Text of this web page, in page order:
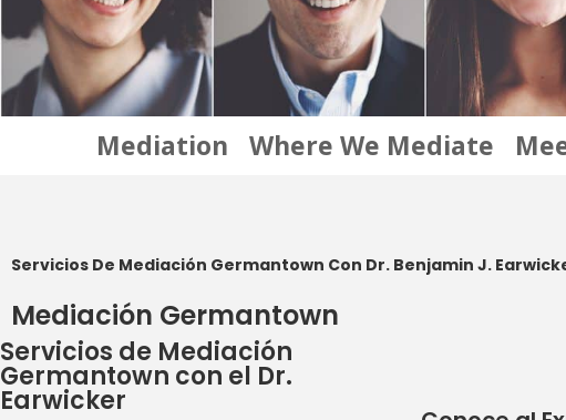
Mediation Where We Mediate
Servicios De Mediación Germantown Con Dr. Benjamin J.
Mediación Germantown
Servicios de Mediación
Germantown con el Dr.
Earwicker